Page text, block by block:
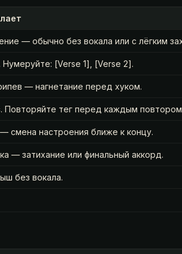
— обычно без вокала или с лёгким
Нумеруйте: [Verse 1], [Verse 2].
— нагнетание перед хуком.
Повторяйте тег перед каждым повтором
смена настроения ближе к концу.
— затихание или финальный аккорд.
без вокала.